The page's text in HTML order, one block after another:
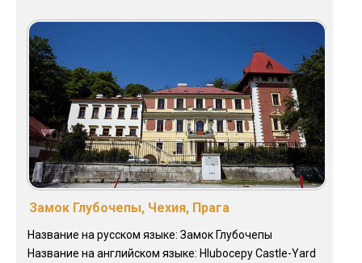
Замок Глубочепы, Чехия, Прага
Название на русском языке: Замок Глубочепы
Название на английском языке: Hlubocepy Castle-Yard